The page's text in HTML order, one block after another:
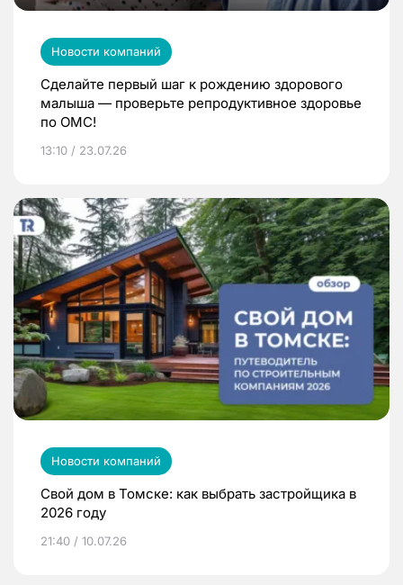
Новости компаний
Сделайте первый шаг к рождению здорового
малыша — проверьте репродуктивное здоровье
по ОМС!
13:10 / 23.07.26
Новости компаний
Свой дом в Томске: как выбрать застройщика в
2026 году
21:40 / 10.07.26